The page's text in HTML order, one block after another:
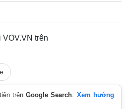
trên
trênGoogle Search. Xem hướng